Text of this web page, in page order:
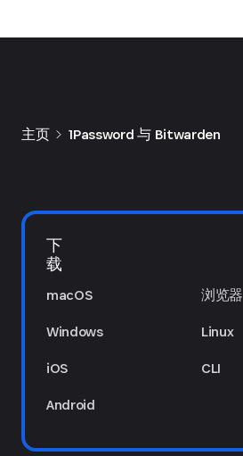
主页 1Password 与 Bitwarden
下
载
macOS
Windows
iOS
Android
浏览器
Linux
CLI